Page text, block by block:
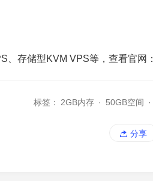
、存储型KVM VPS等，查看官网：
标签： 2GB内存 · 50GB空间 ·
分享